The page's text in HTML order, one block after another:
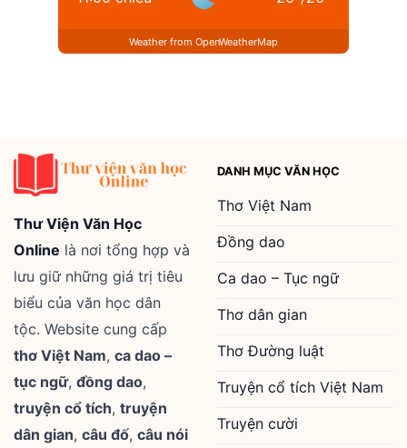
Weather from OpenWeatherMap
Thư Viện Văn Học
Online là nơi tổng hợp và
lưu giữ những giá trị tiêu
biểu của văn học dân
tộc. Website cung cấp
thơ Việt Nam, ca dao –
tục ngữ, đồng dao,
truyện cổ tích, truyện
dân gian, câu đố, câu nói
DANH MỤC VĂN HỌC
Thơ Việt Nam
Đồng dao
Ca dao – Tục ngữ
Thơ dân gian
Thơ Đường luật
Truyện cổ tích Việt Nam
Truyện cười